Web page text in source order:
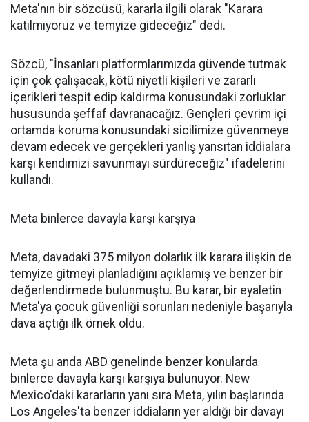
Meta'nın bir sözcüsü, kararla ilgili olarak "Karara
katılmıyoruz ve temyize gideceğiz" dedi.
Sözcü, "İnsanları platformlarımızda güvende tutmak
için çok çalışacak, kötü niyetli kişileri ve zararlı
içerikleri tespit edip kaldırma konusundaki zorluklar
hususunda şeffaf davranacağız. Gençleri çevrim içi
ortamda koruma konusundaki sicilimize güvenmeye
devam edecek ve gerçekleri yanlış yansıtan iddialara
karşı kendimizi savunmayı sürdüreceğiz" ifadelerini
kullandı.
Meta binlerce davayla karşı karşıya
Meta, davadaki 375 milyon dolarlık ilk karara ilişkin de
temyize gitmeyi planladığını açıklamış ve benzer bir
değerlendirmede bulunmuştu. Bu karar, bir eyaletin
Meta'ya çocuk güvenliği sorunları nedeniyle başarıyla
dava açtığı ilk örnek oldu.
Meta şu anda ABD genelinde benzer konularda
binlerce davayla karşı karşıya bulunuyor. New
Mexico'daki kararların yanı sıra Meta, yılın başlarında
Los Angeles'ta benzer iddiaların yer aldığı bir davayı